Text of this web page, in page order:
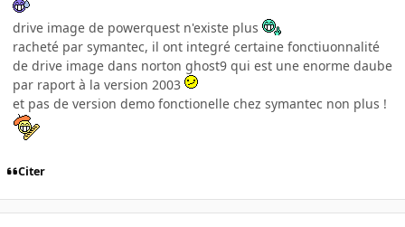
drive image de powerquest n'existe plus
racheté par symantec, il ont integré certaine fonctiuonnalité
de drive image dans norton ghost9 qui est une enorme daube
par raport à la version 2003
et pas de version demo fonctionelle chez symantec non plus !
Citer